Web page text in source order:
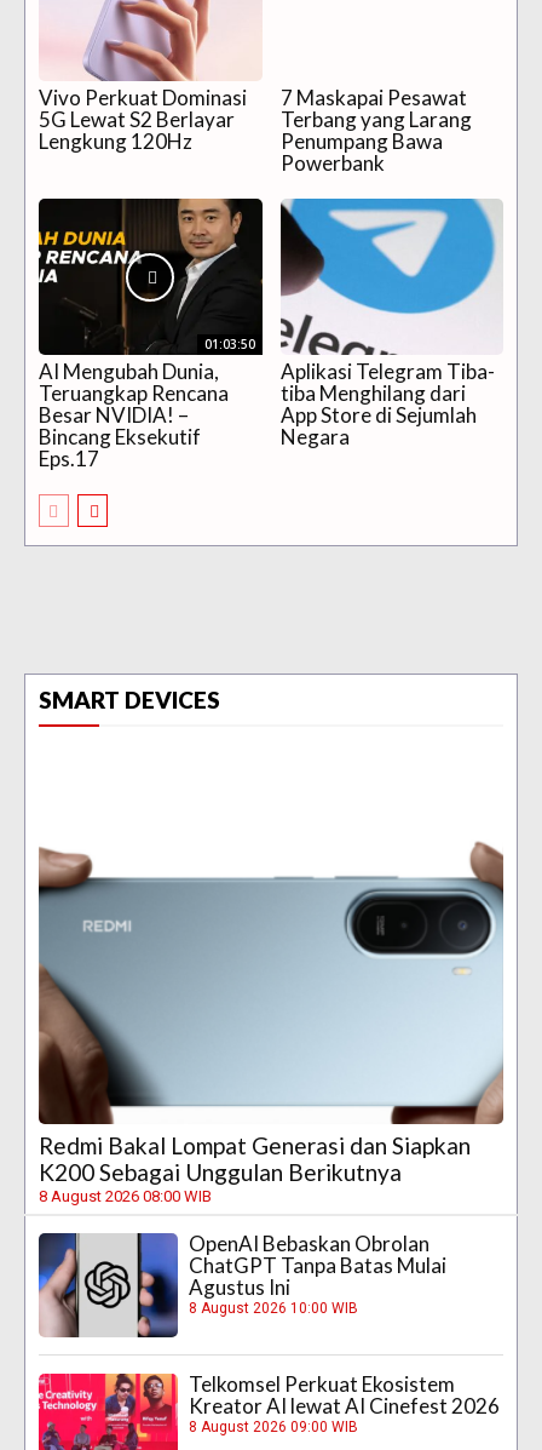
Vivo Perkuat Dominasi
5G Lewat S2 Berlayar
Lengkung 120Hz
7 Maskapai Pesawat
Terbang yang Larang
Penumpang Bawa
Powerbank
01:03:50
AI Mengubah Dunia,
Teruangkap Rencana
Besar NVIDIA! –
Bincang Eksekutif
Eps.17
Aplikasi Telegram Tiba-
tiba Menghilang dari
App Store di Sejumlah
Negara
SMART DEVICES
Redmi Bakal Lompat Generasi dan Siapkan
K200 Sebagai Unggulan Berikutnya
8 August 2026 08:00 WIB
OpenAI Bebaskan Obrolan
ChatGPT Tanpa Batas Mulai
Agustus Ini
8 August 2026 10:00 WIB
Telkomsel Perkuat Ekosistem
Kreator AI lewat AI Cinefest 2026
8 August 2026 09:00 WIB